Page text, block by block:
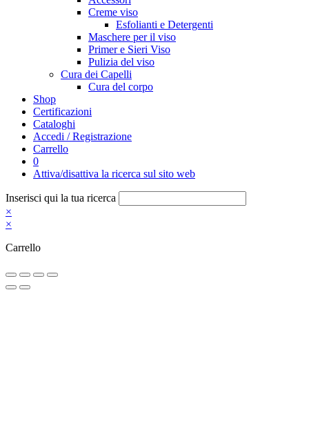
Creme viso
Esfolianti e Detergenti
Maschere per il viso
Primer e Sieri Viso
Pulizia del viso
Cura dei Capelli
Cura del corpo
Shop
Certificazioni
Cataloghi
Accedi / Registrazione
Carrello
0
Attiva/disattiva la ricerca sul sito web
Inserisci qui la tua ricerca
×
×
Carrello